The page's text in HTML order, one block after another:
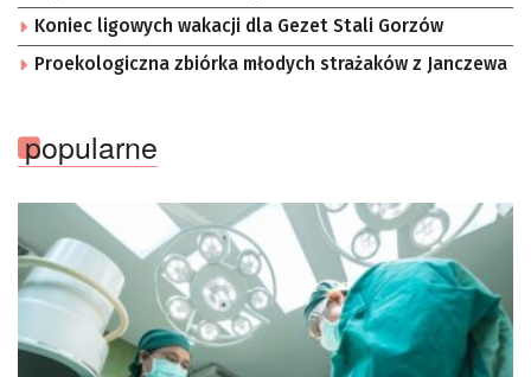
Koniec ligowych wakacji dla Gezet Stali Gorzów
Proekologiczna zbiórka młodych strażaków z Janczewa
popularne